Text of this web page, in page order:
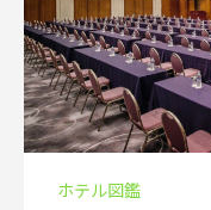
ホテル図鑑